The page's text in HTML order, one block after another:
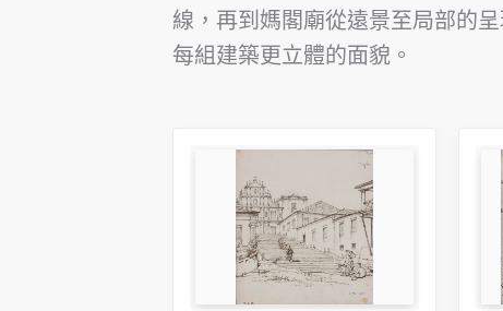
線，再到媽閣廟從遠景至局部的
每組建築更立體的面貌。